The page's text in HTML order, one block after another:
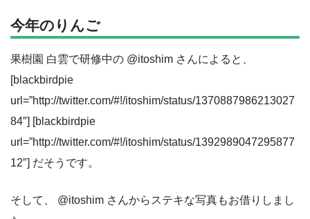
今年のりんご
果樹園 白雲で研修中の @itoshim さんによると、
[blackbirdpie
url=”http://twitter.com/#!/itoshim/status/1370887986213027
84″] [blackbirdpie
url=”http://twitter.com/#!/itoshim/status/1392989047295877
12″] だそうです。
そして、 @itoshim さんからステキな写真もお借りしまし